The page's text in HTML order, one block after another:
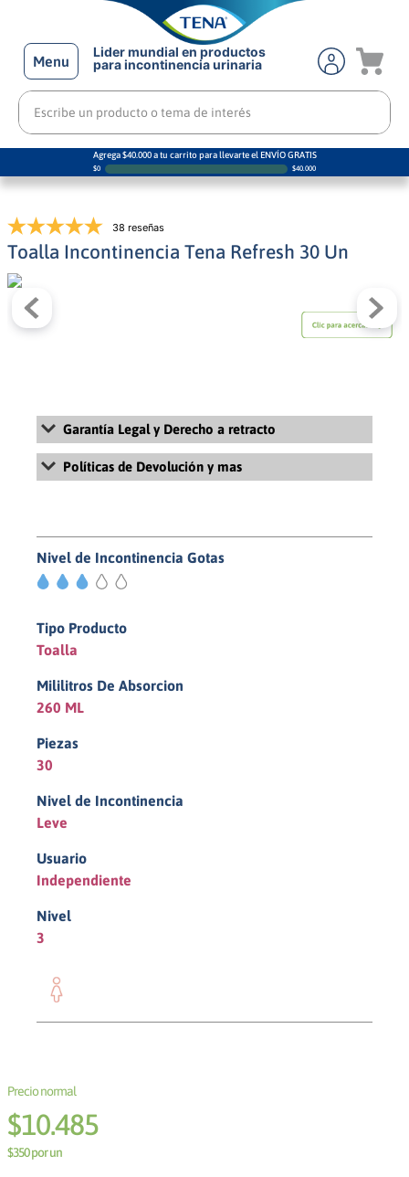
Menu
Lider mundial en productos
para incontinencia urinaria
Escribe un producto o tema de interés
Agrega $40.000 a tu carrito para llevarte el ENVÍO GRATIS
$0 $40.000
38 reseñas
Toalla Incontinencia Tena Refresh 30 Un
Garantía Legal y Derecho a retracto
Para más información sobre la Garantía Legal y Derecho de
retracto, revisa nuestros Términos y Condiciones Generales de
Políticas de Devolución y mas
Nivel de Incontinencia Gotas
3/5
Tipo Producto
Toalla
Mililitros De Absorcion
260 ML
Piezas
30
Nivel de Incontinencia
Leve
Usuario
Independiente
Nivel
3
Mujer
$10.485
$350 por un